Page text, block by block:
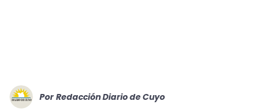
Por Redacción Diario de Cuyo